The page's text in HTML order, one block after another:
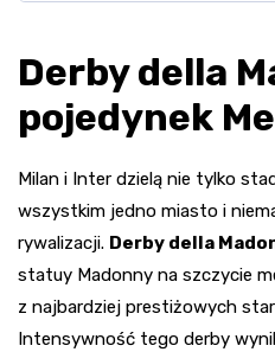
Derby della
pojedynek
Milan i Inter dzielą nie tylko
wszystkim jedno miasto i
rywalizacji. Derby della
statuy Madonny na szczycie
z najbardziej prestiżowych
Intensywność tego derby